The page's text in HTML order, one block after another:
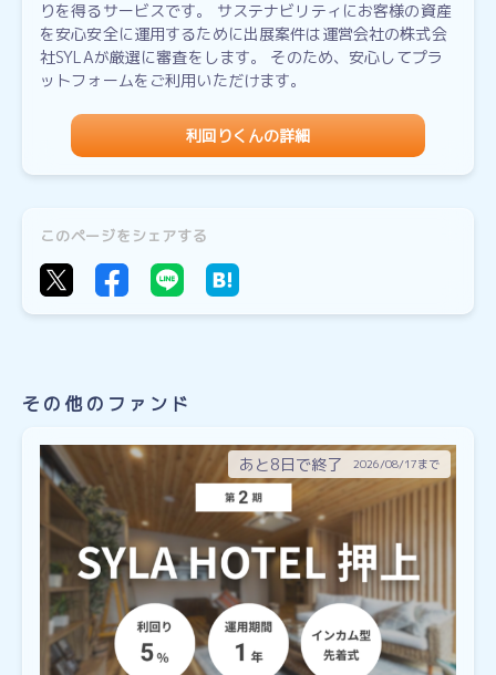
りを得るサービスです。 サステナビリティにお客様の資産
を安心安全に運用するために出展案件は運営会社の株式会
社SYLAが厳選に審査をします。 そのため、安心してプラ
ットフォームをご利用いただけます。
利回りくんの詳細
このページをシェアする
その他のファンド
あと8日で終了 2026/08/17まで